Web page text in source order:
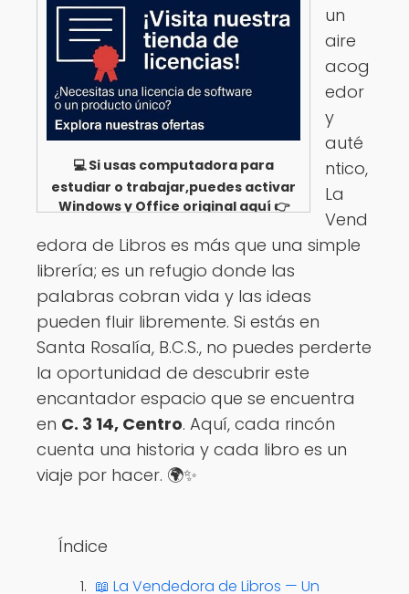
💻 Si usas computadora para
estudiar o trabajar,puedes activar
Windows y Office original aquí 👉
un
aire
acog
edor
y
auté
ntico,
La
Vend
edora de Libros es más que una simple
librería; es un refugio donde las
palabras cobran vida y las ideas
pueden fluir libremente. Si estás en
Santa Rosalía, B.C.S., no puedes perderte
la oportunidad de descubrir este
encantador espacio que se encuentra
en C. 3 14, Centro. Aquí, cada rincón
cuenta una historia y cada libro es un
viaje por hacer. 🌍✨
Índice
📖 La Vendedora de Libros — Un